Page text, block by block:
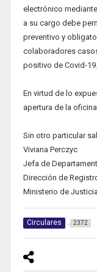
electrónico
a su cargo debe
preventivo y
colaboradores
positivo de Covid-19.
En virtud de lo
apertura de la
Sin otro particular
Viviana Perczyc
Jefa de
Dirección de
Ministerio de
Circulares 2372